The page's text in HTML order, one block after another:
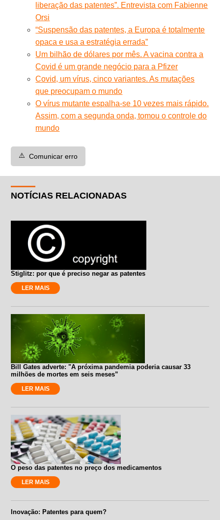
liberação das patentes”. Entrevista com Fabienne
Orsi
“Suspensão das patentes, a Europa é totalmente
opaca e usa a estratégia errada”
Um bilhão de dólares por mês. A vacina contra a
Covid é um grande negócio para a Pfizer
Covid, um vírus, cinco variantes. As mutações
que preocupam o mundo
O vírus mutante espalha-se 10 vezes mais rápido.
Assim, com a segunda onda, tomou o controle do
mundo
⚠️ Comunicar erro
NOTÍCIAS RELACIONADAS
Stiglitz: por que é preciso negar as patentes
LER MAIS
Bill Gates adverte: "A próxima pandemia poderia causar 33
milhões de mortes em seis meses”
LER MAIS
O peso das patentes no preço dos medicamentos
LER MAIS
Inovação: Patentes para quem?